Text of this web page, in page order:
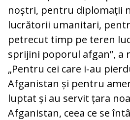
noștri, pentru diplomații
lucrătorii umanitari,
petrecut timp pe teren
sprijini poporul afgan”, a
„Pentru cei care i-au
Afganistan și pentru
luptat și au servit țara
Afganistan, ceea ce se